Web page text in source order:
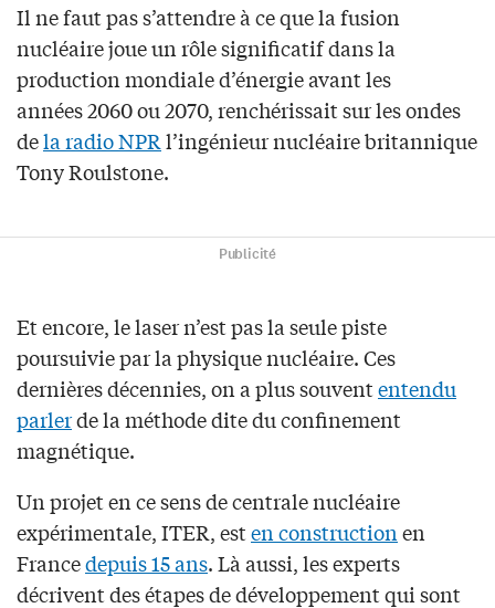
Il ne faut pas s’attendre à ce que la fusion
nucléaire joue un rôle significatif dans la
production mondiale d’énergie avant les
années 2060 ou 2070, renchérissait sur les ondes
dela radio NPRl’ingénieur nucléaire britannique
Tony Roulstone.
Publicité
Et encore, le laser n’est pas la seule piste
poursuivie par la physique nucléaire. Ces
dernières décennies, on a plus souvententendu
parlerde la méthode dite du confinement
magnétique.
Un projet en ce sens de centrale nucléaire
expérimentale, ITER, esten constructionen
Francedepuis 15 ans. Là aussi, les experts
décrivent des étapes de développement qui sont